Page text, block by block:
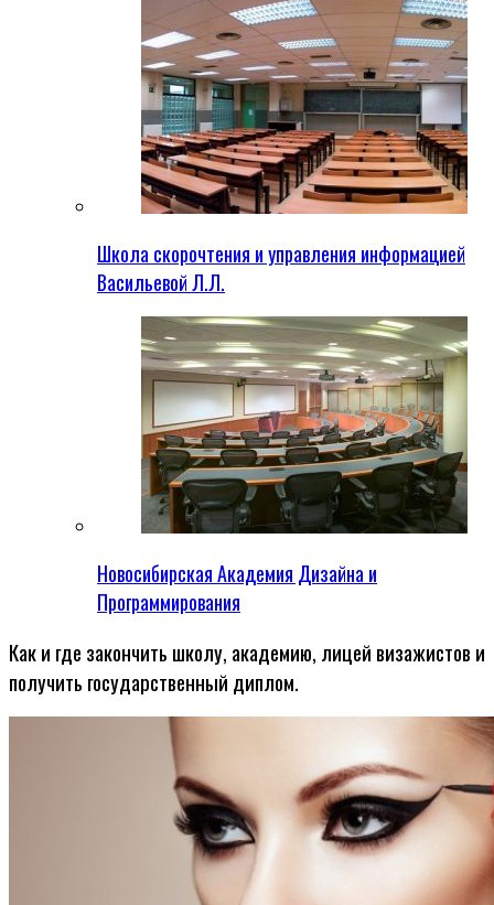
Школа скорочтения и управления информацией
Васильевой Л.Л.
Новосибирская Академия Дизайна и
Программирования
Как и где закончить школу, академию, лицей визажистов и
получить государственный диплом.